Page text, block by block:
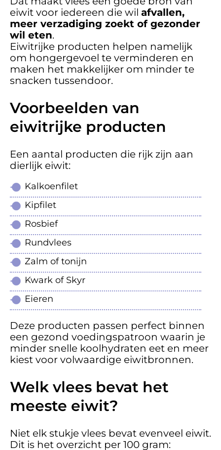
eiwit voor iedereen die wil afvallen,
meer verzadiging zoekt of gezonder
wil eten.
Eiwitrijke producten helpen namelijk
om hongergevoel te verminderen en
maken het makkelijker om minder te
snacken tussendoor.
Voorbeelden van
eiwitrijke producten
Een aantal producten die rijk zijn aan
dierlijk eiwit:
Kalkoenfilet
Kipfilet
Rosbief
Rundvlees
Zalm of tonijn
Kwark of Skyr
Eieren
Deze producten passen perfect binnen
een gezond voedingspatroon waarin je
minder snelle koolhydraten eet en meer
kiest voor volwaardige eiwitbronnen.
Welk vlees bevat het
meeste eiwit?
Niet elk stukje vlees bevat evenveel eiwit.
Dit is het overzicht per 100 gram: